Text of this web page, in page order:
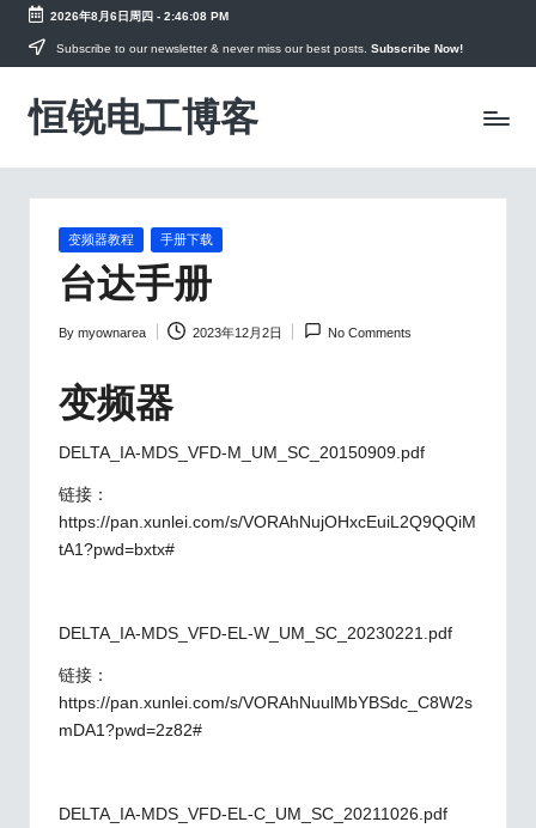
Skip
content
2026年8月6日周四 - 2:46:08 PM
Subscribe to our newsletter & never miss our best posts. Subscribe Now!
恒锐电工博客
电
工
Posted
变频器教程 手册下载
台达手册
Posted
By myownarea 2023年12月2日 No Comments
变频器
DELTA_IA-MDS_VFD-M_UM_SC_20150909.pdf
链接：
https://pan.xunlei.com/s/VORAhNujOHxcEuiL2Q9QQiM
tA1?pwd=bxtx#
DELTA_IA-MDS_VFD-EL-W_UM_SC_20230221.pdf
链接：
https://pan.xunlei.com/s/VORAhNuulMbYBSdc_C8W2s
mDA1?pwd=2z82#
DELTA_IA-MDS_VFD-EL-C_UM_SC_20211026.pdf